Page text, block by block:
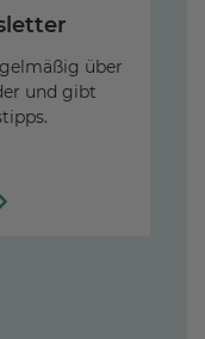
über
und gibt